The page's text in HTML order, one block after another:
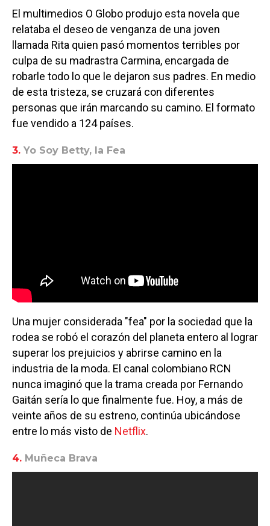
El multimedios O Globo produjo esta novela que
relataba el deseo de venganza de una joven
llamada Rita quien pasó momentos terribles por
culpa de su madrastra Carmina, encargada de
robarle todo lo que le dejaron sus padres. En medio
de esta tristeza, se cruzará con diferentes
personas que irán marcando su camino. El formato
fue vendido a 124 países.
3. Yo Soy Betty, la Fea
Una mujer considerada "fea" por la sociedad que la
rodea se robó el corazón del planeta entero al lograr
superar los prejuicios y abrirse camino en la
industria de la moda. El canal colombiano RCN
nunca imaginó que la trama creada por Fernando
Gaitán sería lo que finalmente fue. Hoy, a más de
veinte años de su estreno, continúa ubicándose
entre lo más visto de Netflix.
4. Muñeca Brava